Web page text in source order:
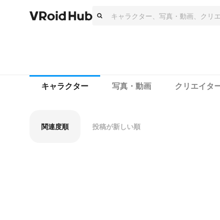
キャラクター 写真・動画 クリエイタ
関連度順 投稿が新しい順